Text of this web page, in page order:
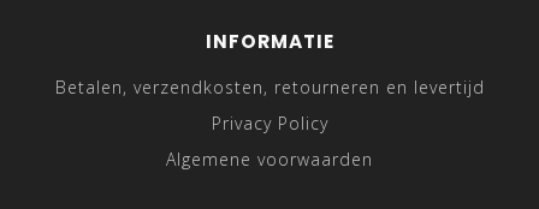
INFORMATIE
Betalen, verzendkosten, retourneren en levertijd
Privacy Policy
Algemene voorwaarden